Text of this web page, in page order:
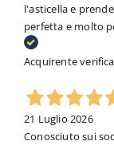
l'asticella e
perfetta e molto
Acquirente
21 Luglio 2026
Conosciuto sui